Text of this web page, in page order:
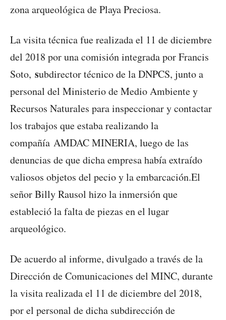
zona arqueológica de Playa Preciosa.
La visita técnica fue realizada el 11 de diciembre
del 2018 por una comisión integrada por Francis
Soto, subdirector técnico de la DNPCS, junto a
personal del Ministerio de Medio Ambiente y
Recursos Naturales para inspeccionar y contactar
los trabajos que estaba realizando la
compañía AMDAC MINERIA, luego de las
denuncias de que dicha empresa había extraído
valiosos objetos del pecio y la embarcación.El
señor Billy Rausol hizo la inmersión que
estableció la falta de piezas en el lugar
arqueológico.
De acuerdo al informe, divulgado a través de la
Dirección de Comunicaciones del MINC, durante
la visita realizada el 11 de diciembre del 2018,
por el personal de dicha subdirección de